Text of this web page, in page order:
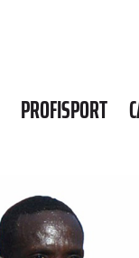
PROFISPORT